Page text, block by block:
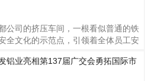
澳洲基地接近完成建设，越南基地正
年，广新控股集团（2023年及2024年
强）入股兴发，开创中国铝型材行
合所有制之先河，从强化党建引领、
和全体员工精神面貌方方面面都焕然
迎来了良性扩张。近年来，兴发
公司的挤压车间，一根看似普通的铁
全文化的示范点，引领着全体员工安
员参与，“铁链文化”的实践与深化，
的安全底色，更成为保障员工生命安
铝业亮相第137届广交会勇拓国际市